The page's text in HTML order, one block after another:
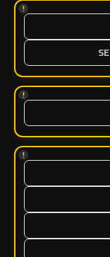
!
!
!